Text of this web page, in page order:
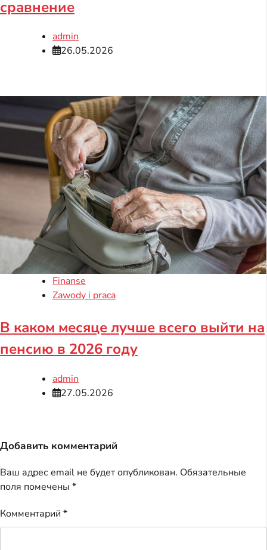
сравнение
admin
26.05.2026
Finanse
Zawody i praca
В каком месяце лучше всего выйти на
пенсию в 2026 году
admin
27.05.2026
Добавить комментарий
Ваш адрес email не будет опубликован. Обязательные
поля помечены *
Комментарий *